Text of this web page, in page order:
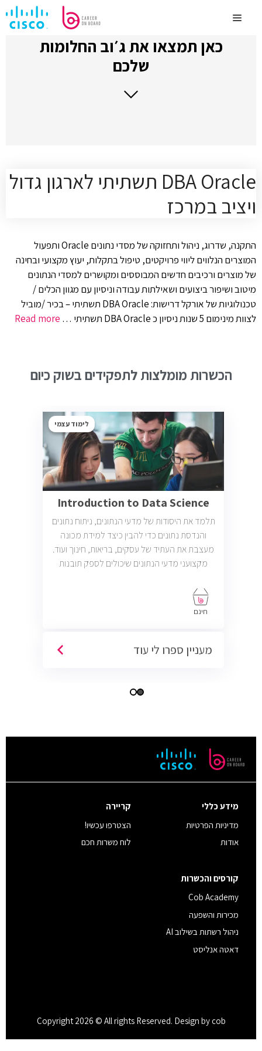
לתוכןMenu
כאן תמצאו את ג׳וב החלומות
שלכם
DBA Oracle תשתיתי לארגון גדול
ויציב במרכז
התקנה, שדרוג, ניהול ותחזוקה של מסדי נתונים Oracle ותפעול
המוצרים הנלווים ליווי פרויקטים, טיפול בתקלות, יעוץ מקצועי ובחינה
של מוצרים ורכיבים חדשים המבוססים ומקושרים למסדי הנתונים
מיטוב ושיפור ביצועים ושאילתות עבודה וניסיון עם מגוון הכלים /
טכנולוגיות של אורקל דרישות: DBA Oracle תשתיתי – בכיר /מוביל
לצוות מינימום 5 שנות ניסיון כ DBA Oracle תשתיתי …
Read more
הכשרות מומלצות לתפקידים בשוק כיום
לימוד עצמי
Introduction to Data Science
תלמד את היסודות של מדעי הנתונים, ניתוח נתונים
והנדסת נתונים כדי להבין כיצד למידת מכונה
מעצבת את העתיד של עסקים, בריאות, חינוך ועוד.
מקצועני מדעי הנתונים שיכולים לספק תובנות
חינם
מעניין ספרו לי עוד
מידע כללי
מדיניות הפרטיות
אודות
קריירה
הצטרפו עכשיו!
לוח משרות חכם
קורסים והכשרות
Cob Academy
מכירות והשפעה
ניהול רשתות בשילוב AI
דאטה אנליסט
Copyright 2026 © All rights Reserved. Design by cob